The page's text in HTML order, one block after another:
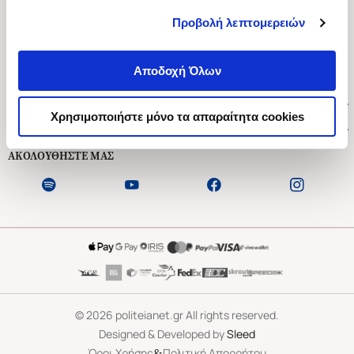
Προβολή λεπτομερειών
Αποδοχή Όλων
Χρησιμοποιήστε μόνο τα απαραίτητα cookies
Ασκληπιού 1-3, Αθήνα 106 79
Δευτέρα - Παρασκευή 09:00-21:00
Εξυπηρέτηση Πελατών
ΑΚΟΛΟΥΘΗΣΤΕ ΜΑΣ
©2026 politeianet.gr All rights reserved.
Designed & Developed bySleed